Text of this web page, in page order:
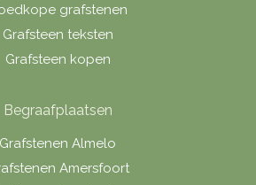
grafstenen
Grafsteen teksten
Grafsteen kopen
Begraafplaatsen
Grafstenen Almelo
Amersfoort